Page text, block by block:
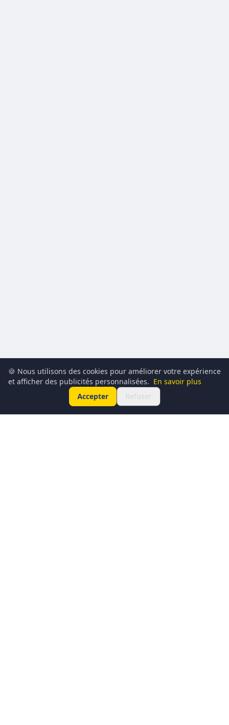
🍪 Nous utilisons des cookies pour améliorer votre expérience
et afficher des publicités personnalisées. En savoir plus
Accepter
Refuser